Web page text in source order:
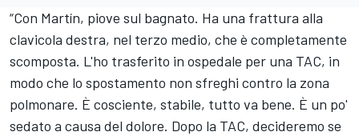
“Con Martín, piove sul bagnato. Ha una frattura alla
clavicola destra, nel terzo medio, che è completamente
scomposta. L'ho trasferito in ospedale per una TAC, in
modo che lo spostamento non sfreghi contro la zona
polmonare. È cosciente, stabile, tutto va bene. È un po'
sedato a causa del dolore. Dopo la TAC, decideremo se